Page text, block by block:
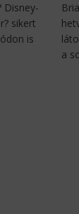
Disney-
sikert
is
a